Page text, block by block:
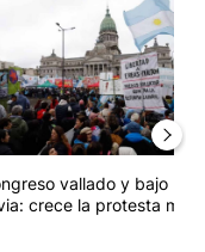
vallado y bajo la
crece la protesta mi...